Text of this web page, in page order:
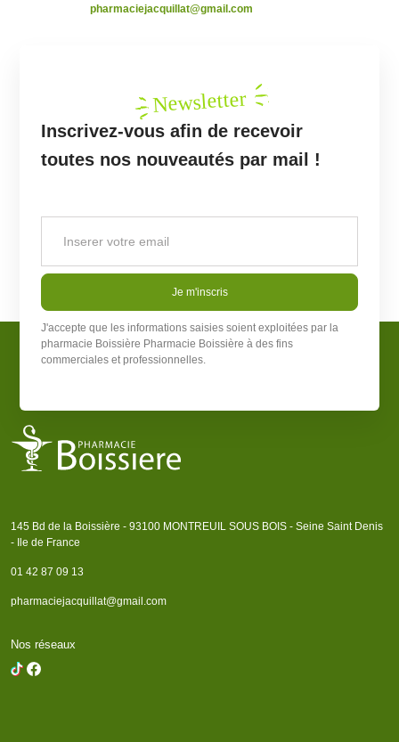
pharmaciejacquillat@gmail.com
Newsletter
Inscrivez-vous afin de recevoir
toutes nos nouveautés par mail !
Je m'inscris
J'accepte que les informations saisies soient exploitées par la
pharmacie Boissière Pharmacie Boissière à des fins
commerciales et professionnelles.
145 Bd de la Boissière - 93100 MONTREUIL SOUS BOIS - Seine Saint Denis
- Ile de France
01 42 87 09 13
pharmaciejacquillat@gmail.com
Nos réseaux